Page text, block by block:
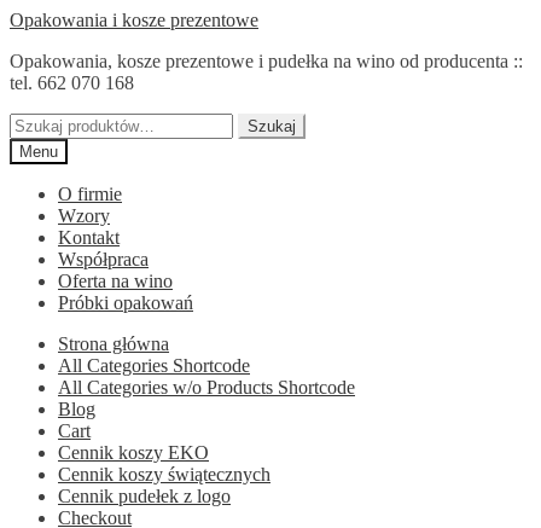
Przejdź
nawigacji
Przejdź
treści
Opakowania i kosze prezentowe
Opakowania, kosze prezentowe i pudełka na wino od producenta ::
tel. 662 070 168
Szukaj:
Szukaj
Menu
O firmie
Wzory
Kontakt
Współpraca
Oferta na wino
Próbki opakowań
Strona główna
All Categories Shortcode
All Categories w/o Products Shortcode
Blog
Cart
Cennik koszy EKO
Cennik koszy świątecznych
Cennik pudełek z logo
Checkout